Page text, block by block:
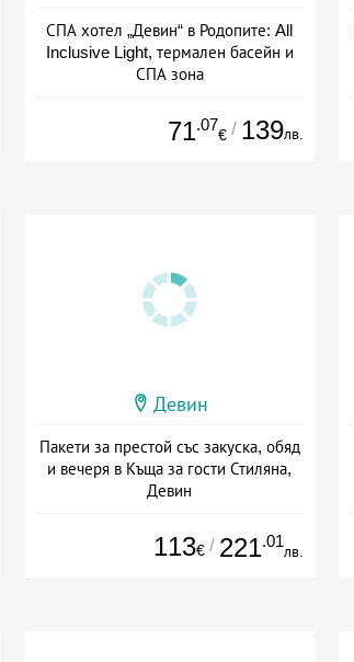
СПА хотел „Девин“ в Родопите: All
Inclusive Light, термален басейн и
СПА зона
71.07
€ / 139лв.
Девин
Пакети за престой със закуска, обяд
и вечеря в Къща за гости Стиляна,
Девин
113€ / 221.01
лв.